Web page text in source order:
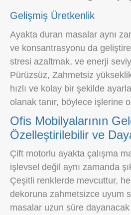
Gelişmiş Üretkenlik
Ayakta duran masalar aynı
ve konsantrasyonu da
stresi azaltmak, ve enerji
Pürüzsüz, Zahmetsiz yükseklik
hızlı ve kolay bir şekilde
olanak tanır, böylece işlerine
Ofis Mobilyalarının
Özelleştirilebilir ve
Çift motorlu ayakta çalışma
işlevsel değil aynı zamanda
Çeşitli renklerde mevcuttur,
dekoruna zahmetsizce uyum
masalar uzun süre